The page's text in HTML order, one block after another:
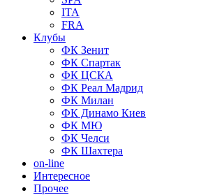
ITA
FRA
Клубы
ФК Зенит
ФК Спартак
ФК ЦСКА
ФК Реал Мадрид
ФК Милан
ФК Динамо Киев
ФК МЮ
ФК Челси
ФК Шахтера
on-line
Интересное
Прочее